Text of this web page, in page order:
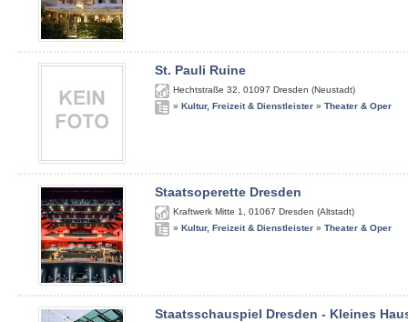
St. Pauli Ruine
Hechtstraße 32 01097 Dresden (Neustadt)
» Kultur, Freizeit & Dienstleister » Theater & Oper
Staatsoperette Dresden
Kraftwerk Mitte 1 01067 Dresden (Altstadt)
» Kultur, Freizeit & Dienstleister » Theater & Oper
Staatsschauspiel Dresden - Kleines